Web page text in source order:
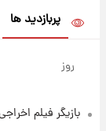
پربازدید ها
روز
بازیگر فیلم